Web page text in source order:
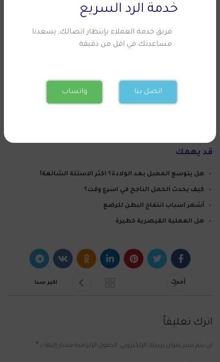
خدمة الرد السريع
فريق خدمة العملاء بإنتظار اتصالك, يسعدنا
مساعدتك في اقل من دقيقة
اتصل بنا واتساب
أخذ قسط من الراحة في اليوم الأول من الحقن.
تجنب حمامات البخار الساخنة أو التعرض لأشعة الشمس لمدة
وضع كمادات الثلج على المنطقة المعالجة لتسكين الألم والتورم.
الإمتناع عن شرب الكحول لمدة 24 ساعة قبل وبعد حقن
قد يهمك
هل يتوسع المهبل بعد الولادة؟ اكثر الاسئلة الشائعة!
كيف يحدث الحمل الناجح في اسرع وقت؟
أشهر اسباب انتفاخ البطن للرضع
هل العملية القيصرية خطيرة
أحدث اكبر سنا
اترك تعليقاً
لن يتم نشر عنوان بريدك الإلكتروني. الحقول الإلزامية مشار إليها بـ *